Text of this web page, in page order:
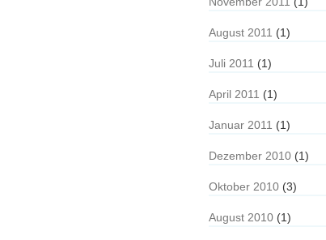
August 2011 (1)
Juli 2011 (1)
April 2011 (1)
Januar 2011 (1)
Dezember 2010 (1)
Oktober 2010 (3)
August 2010 (1)